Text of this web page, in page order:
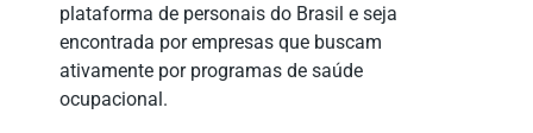
plataforma de personais do Brasil e seja
encontrada por empresas que buscam
ativamente por programas de saúde
ocupacional.